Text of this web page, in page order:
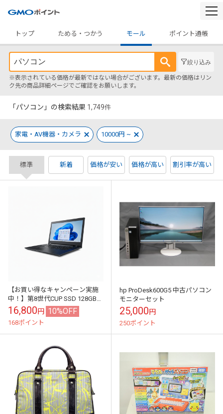
トップ
ためる・つかう モール ポイント通帳
絞り込み
※表示されている価格が最新ではない場合がございます。最新の価格はリン
ク先の商品詳細ページでご確認をお願いします。
「パソコン」の検索結果 1,749件
家電・AV機器・カメラ 10000円 ~
標準 新着 価格が安い 価格が高い 割引率が高い
【お買い得なキャンペーン実施
中！】第8世代CUP SSD 128GB搭
載 中古ノートパソコン
Windows11 中古パソコン ...
16,800円 10%OFF
168ポイント
hp ProDesk600G5 中古パソコン
モニターセット
25,000円
250ポイント